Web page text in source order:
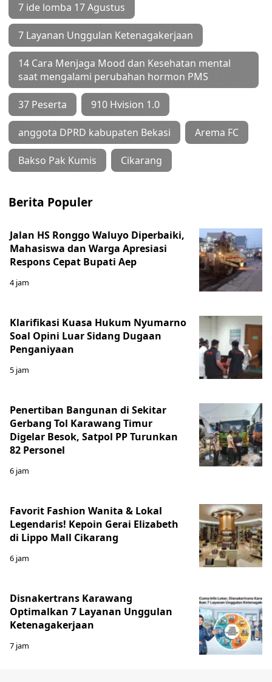
7 ide lomba 17 Agustus
7 Layanan Unggulan Ketenagakerjaan
14 Cara Menjaga Mood dan Kesehatan mental
saat mengalami perubahan hormon PMS
37 Peserta 910 Hvision 1.0
anggota DPRD kabupaten Bekasi Arema FC
Bakso Pak Kumis Cikarang
Berita Populer
Jalan HS Ronggo Waluyo Diperbaiki,
Mahasiswa dan Warga Apresiasi
Respons Cepat Bupati Aep
4 jam
Klarifikasi Kuasa Hukum Nyumarno
Soal Opini Luar Sidang Dugaan
Penganiyaan
5 jam
Penertiban Bangunan di Sekitar
Gerbang Tol Karawang Timur
Digelar Besok, Satpol PP Turunkan
82 Personel
6 jam
Favorit Fashion Wanita & Lokal
Legendaris! Kepoin Gerai Elizabeth
di Lippo Mall Cikarang
6 jam
Disnakertrans Karawang
Optimalkan 7 Layanan Unggulan
Ketenagakerjaan
7 jam